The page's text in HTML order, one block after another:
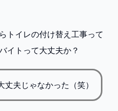
トイレの付け替え工事って
イトって大丈夫か？
丈夫じゃなかった（笑）